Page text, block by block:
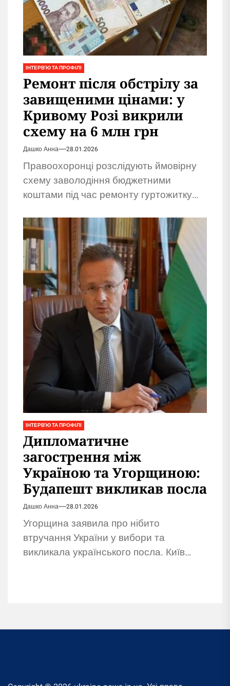
ІНТЕРВ'Ю ТА ПРОФІЛІ
Ремонт після обстрілу за
завищеними цінами: у
Кривому Розі викрили
схему на 6 млн грн
Дашко Анна 28.01.2026
Правоохоронці розслідують ймовірну
схему заволодіння бюджетними
коштами під час ремонту гуртожитку
підприємців.
ІНТЕРВ'Ю ТА ПРОФІЛІ
Дипломатичне
загострення між
Україною та Угорщиною:
Будапешт викликав посла
Дашко Анна 28.01.2026
Угорщина заявила про нібито
втручання України у вибори та
викликала українського посла. Київ